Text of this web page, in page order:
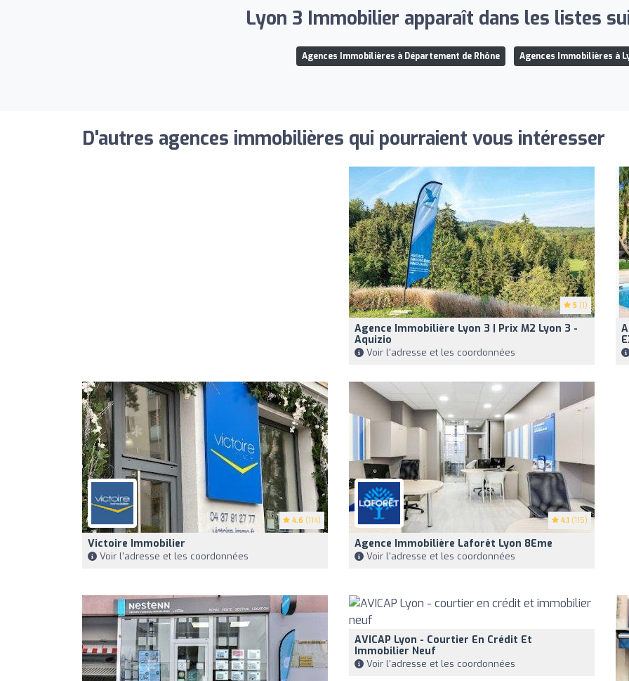
Lyon 3 Immobilier apparaît dans les listes
Agences Immobilières à Département de Rhône Agences Immobilières à
D'autres agences immobilières qui pourraient vous intéresser
5 (1)
Agence Immobilière Lyon 3 | Prix M2 Lyon 3 -
Aquizio
Voir l'adresse et les coordonnées
4.6 (114)
Victoire Immobilier
Voir l'adresse et les coordonnées
4.1 (115)
Agence Immobilière Laforêt Lyon 8Eme
Voir l'adresse et les coordonnées
AVICAP Lyon - Courtier En Crédit Et
Immobilier Neuf
Voir l'adresse et les coordonnées